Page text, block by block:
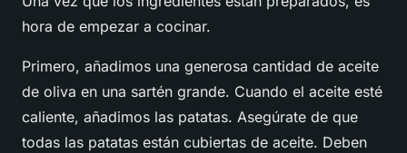
hora de empezar a cocinar.
Primero, añadimos una generosa cantidad de aceite
de oliva en una sartén grande. Cuando el aceite esté
caliente, añadimos las patatas. Asegúrate de que
todas las patatas están cubiertas de aceite. Deben